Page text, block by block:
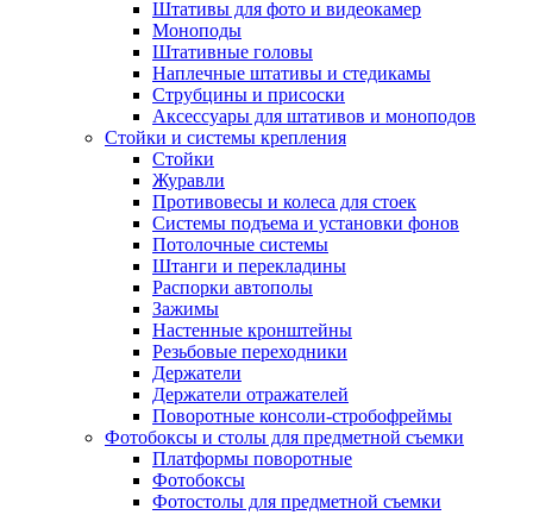
Штативы для фото и видеокамер
Моноподы
Штативные головы
Наплечные штативы и стедикамы
Струбцины и присоски
Аксессуары для штативов и моноподов
Стойки и системы крепления
Стойки
Журавли
Противовесы и колеса для стоек
Системы подъема и установки фонов
Потолочные системы
Штанги и перекладины
Распорки автополы
Зажимы
Настенные кронштейны
Резьбовые переходники
Держатели
Держатели отражателей
Поворотные консоли-стробофреймы
Фотобоксы и столы для предметной съемки
Платформы поворотные
Фотобоксы
Фотостолы для предметной съемки